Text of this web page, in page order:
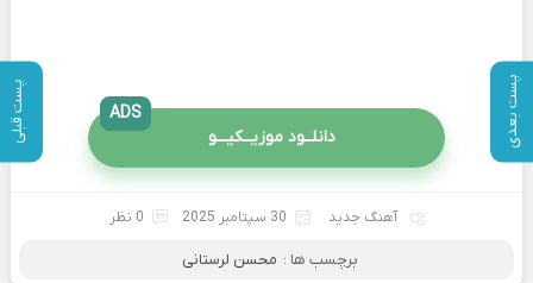
پست بعدی پست قبلی دانلــود موزیــکیـــو
ADS
آهنگ جدید 30 سپتامبر 2025 0 نظر
برچسب ها : محسن لرستانی